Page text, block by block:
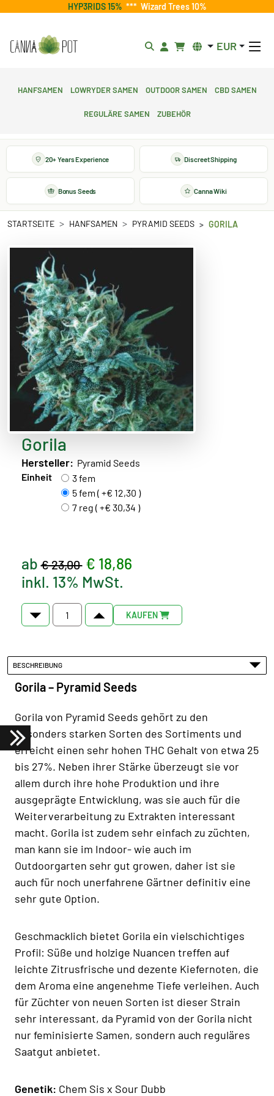
HYP3RIDS 15% *** Wizard Trees 10%
EUR
Hanfsamen Lowryder Samen Outdoor Samen CBD Samen
Reguläre Samen Zubehör
20+ Years Experience Discreet Shipping
Bonus Seeds Canna Wiki
STARTSEITE HANFSAMEN PYRAMID SEEDS GORILA
Gorila
Hersteller: Pyramid Seeds
Einheit
3 fem
5 fem ( +€ 12,30 )
7 reg ( +€ 30,34 )
ab€ 23,00 € 18,86
inkl. 13% MwSt.
KAUFEN
BESCHREIBUNG
Gorila – Pyramid Seeds
Gorila von Pyramid Seeds gehört zu den
besonders starken Sorten des Sortiments und
erreicht einen sehr hohen THC Gehalt von etwa 25
bis 27%. Neben ihrer Stärke überzeugt sie vor
allem durch ihre hohe Produktion und ihre
ausgeprägte Entwicklung, was sie auch für die
Weiterverarbeitung zu Extrakten interessant
macht. Gorila ist zudem sehr einfach zu züchten,
man kann sie im Indoor- wie auch im
Outdoorgarten sehr gut growen, daher ist sie
auch für noch unerfahrene Gärtner definitiv eine
sehr gute Option.
Geschmacklich bietet Gorila ein vielschichtiges
Profil: Süße und holzige Nuancen treffen auf
leichte Zitrusfrische und dezente Kiefernoten, die
dem Aroma eine angenehme Tiefe verleihen. Auch
für Züchter von neuen Sorten ist dieser Strain
sehr interessant, da Pyramid von der Gorila nicht
nur feminisierte Samen, sondern auch reguläres
Saatgut anbietet.
Genetik: Chem Sis x Sour Dubb